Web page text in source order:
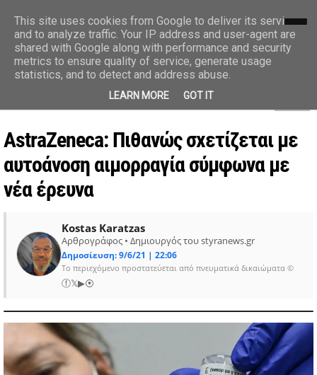
styranews.gr
Ειδήσεις-Γεγονότα-Επικαιρότητα
AstraZeneca: Πιθανώς σχετίζεται με
αυτοάνοση αιμορραγία σύμφωνα με
νέα έρευνα
Kostas Karatzas
Αρθρογράφος • Δημιουργός του styranews.gr
Δημοσίευση: 9/6/21 | 22:06
Το περιεχόμενο προστατεύεται από πνευματικά δικαιώματα ©
ⓕ𝕏▶⦿
This site uses cookies from Google to deliver its services
and to analyze traffic. Your IP address and user-agent are
shared with Google along with performance and security
metrics to ensure quality of service, generate usage
statistics, and to detect and address abuse.
LEARN MORE GOT IT